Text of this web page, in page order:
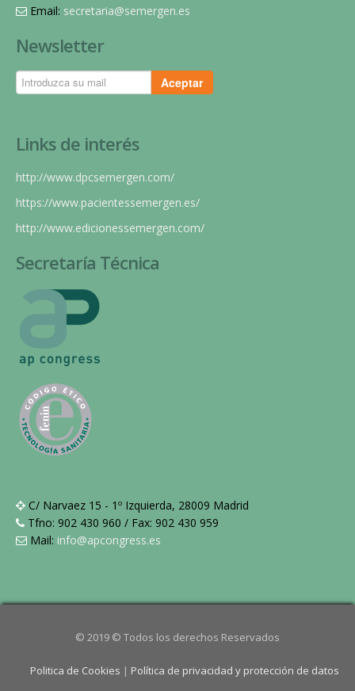
Email: secretaria@semergen.es
Newsletter
Aceptar
Links de interés
http://www.dpcsemergen.com/
https://www.pacientessemergen.es/
http://www.edicionessemergen.com/
Secretaría Técnica
C/ Narvaez 15 - 1º Izquierda, 28009 Madrid
Tfno: 902 430 960 / Fax: 902 430 959
Mail: info@apcongress.es
© 2019 © Todos los derechos Reservados
Politica de Cookies | Política de privacidad y protección de datos